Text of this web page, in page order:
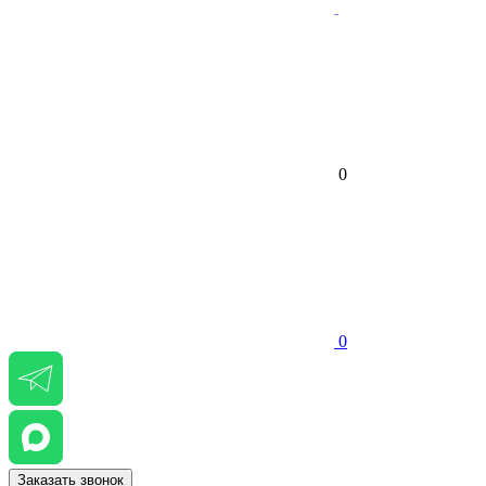
0
0
Заказать звонок